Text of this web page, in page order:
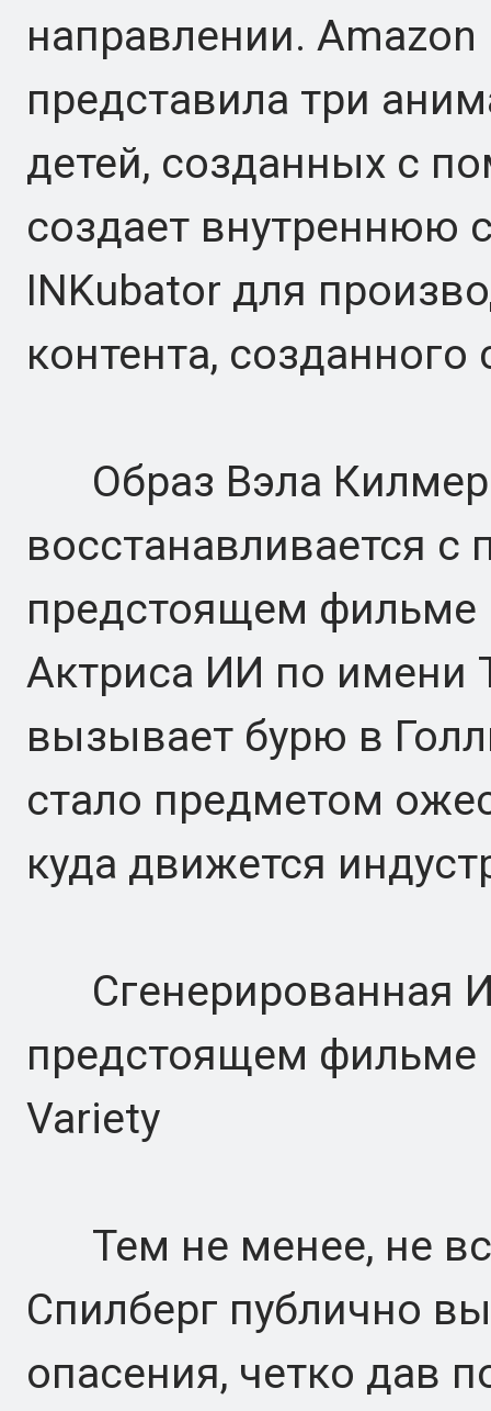
направлении.
представила три
детей, созданных с
создает внутреннюю
INKubator для
контента,
Образ Вэла
восстанавливается
предстоящем фильме
Актриса ИИ по имени
вызывает бурю в
стало предметом
куда движется
Сгенерированная
предстоящем фильме
Variety
Тем не менее, не
Спилберг публично
опасения, четко дав